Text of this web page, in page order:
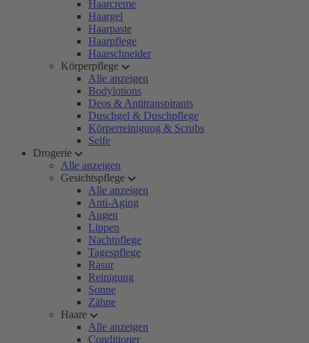
Haarcreme
Haargel
Haarpaste
Haarpflege
Haarschneider
Körperpflege
Alle anzeigen
Bodylotions
Deos & Antitranspirants
Duschgel & Duschpflege
Körperreinigung & Scrubs
Seife
Drogerie
Alle anzeigen
Gesichtspflege
Alle anzeigen
Anti-Aging
Augen
Lippen
Nachtpflege
Tagespflege
Rasur
Reinigung
Sonne
Zähne
Haare
Alle anzeigen
Conditioner